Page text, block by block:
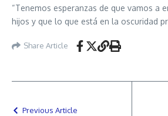
“Tenemos esperanzas de que vamos a
hijos y que lo que está en la oscuridad
Share Article
Previous Article